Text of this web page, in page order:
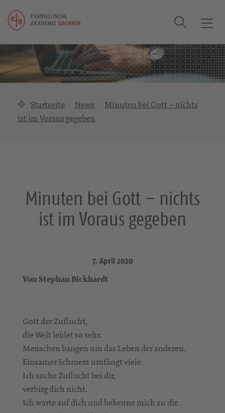
T
g
g
l
Suche
Startseite News
Minuten bei Gott – nichts
ist im Voraus gegeben
Minuten bei Gott – nichts
ist im Voraus gegeben
7. April 2020
Von Stephan Bickhardt
Gott der Zuflucht,
die Welt leidet so sehr.
Menschen bangen um das Leben der anderen.
Einsamer Schmerz umfängt viele.
Ich suche Zuflucht bei dir,
verbirg dich nicht.
Ich warte auf dich und bekenne mich zu dir.